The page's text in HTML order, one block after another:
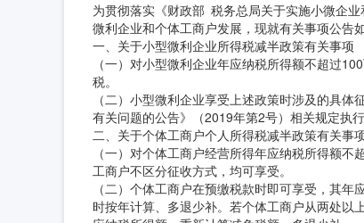
为贯彻落实《财政部 税务总局关于实施小微企
微利企业和个体工商户发展，现就有关事项公告
一、关于小型微利企业所得税减半政策有关事项
（一）对小型微利企业年应纳税所得额不超过
税。
（二）小型微利企业享受上述政策时涉及的具
有关问题的公告》（2019年第2号）相关规定执行
二、关于个体工商户个人所得税减半政策有关事
（一）对个体工商户经营所得年应纳税所得额
工商户不区分征收方式，均可享受。
（二）个体工商户在预缴税款时即可享受，其
时按年计算、多退少补。若个体工商户从两处以